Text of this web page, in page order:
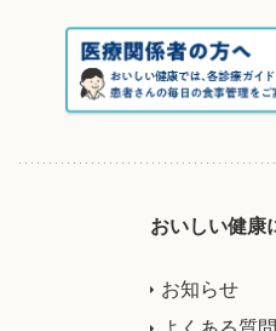
おいしい健康
お知らせ